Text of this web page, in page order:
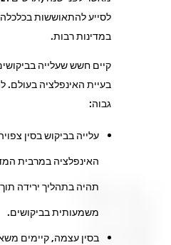
לסייע להתאוששות
במדינות רבות.
קיים חשש שעלייה
בעיית האינפלציה בעולם.
גבוה:
עלייה בביקוש בסין
האינפלציה במרבית
תהיה בתהליך ירידה
משמעותית בביקושים.
בסין עצמה, קיימים